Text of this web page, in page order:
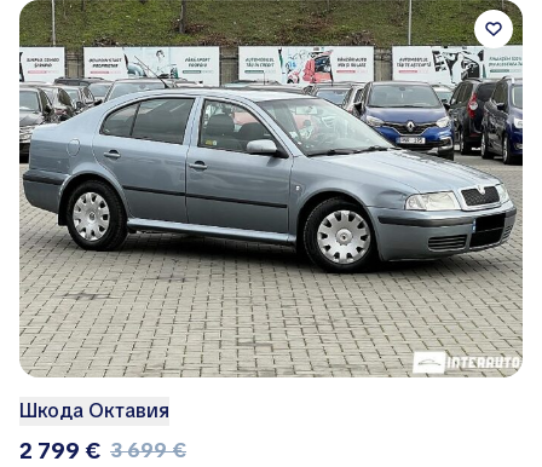
Шкода Октавия
2 799 € 3 699 €